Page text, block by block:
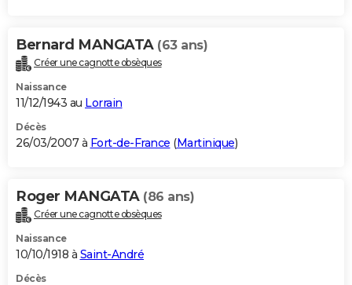
Bernard MANGATA (63 ans)
Créer une cagnotte obsèques
Naissance
11/12/1943 au Lorrain
Décès
26/03/2007 à Fort-de-France (Martinique)
Roger MANGATA (86 ans)
Créer une cagnotte obsèques
Naissance
10/10/1918 à Saint-André
Décès